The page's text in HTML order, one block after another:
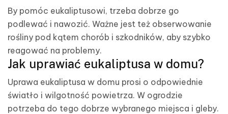
By pomóc eukaliptusowi, trzeba dobrze go
podlewać i nawozić. Ważne jest też obserwowanie
rośliny pod kątem chorób i szkodników, aby szybko
reagować na problemy.
Jak uprawiać eukaliptusa w domu?
Uprawa eukaliptusa w domu prosi o odpowiednie
światło i wilgotność powietrza. W ogrodzie
potrzeba do tego dobrze wybranego miejsca i gleby.